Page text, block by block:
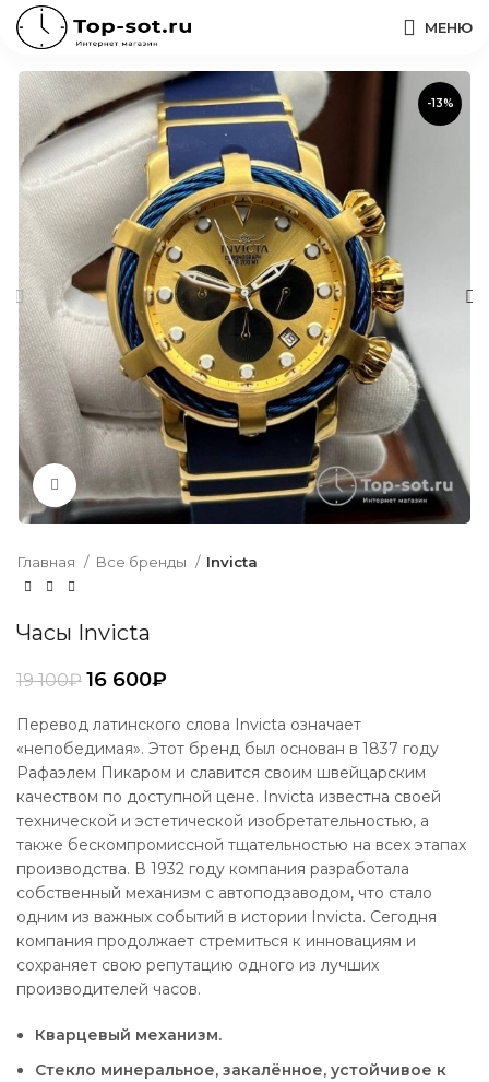
МЕНЮ
-13%
Нажмите, чтобы увеличить
Главная Все бренды Invicta
Часы Invicta
19 100₽ 16 600₽
Перевод латинского слова Invicta означает
«непобедимая». Этот бренд был основан в 1837 году
Рафаэлем Пикаром и славится своим швейцарским
качеством по доступной цене. Invicta известна своей
технической и эстетической изобретательностью, а
также бескомпромиссной тщательностью на всех этапах
производства. В 1932 году компания разработала
собственный механизм с автоподзаводом, что стало
одним из важных событий в истории Invicta. Сегодня
компания продолжает стремиться к инновациям и
сохраняет свою репутацию одного из лучших
производителей часов.
Кварцевый механизм.
Стекло минеральное, закалённое, устойчивое к